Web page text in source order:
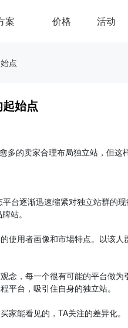
案 价格 活动
点
始点
多的卖家合理布局独立站，但这
台逐渐迅速缩紧对独立站群的
站。
使用者画像和市場特点。以该人
念，每一个很有可能的平台做为
平台，吸引住自身的独立站。
家能看见的，TA关注的差异化。